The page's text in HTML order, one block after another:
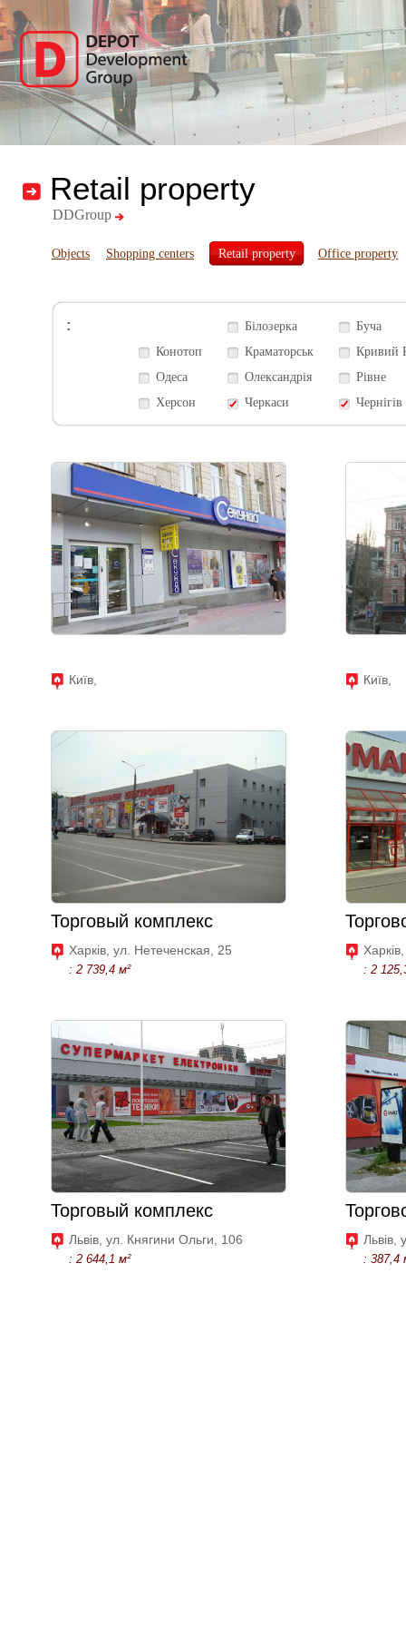
Retail property
DDGroup
Objects Shopping centers Retail property Office property
: Білозерка
Буча
Конотоп
Краматорськ
Кривий
Одеса
Олександрія
Рівне
Херсон
Черкаси Чернігів
Київ, Київ,
Торговый комплекс
Харків, ул. Нетеченская, 25
: 2 739,4 м² : 2
Торговый комплекс
Львів, ул. Княгини Ольги, 106
: 2 644,1 м²
Львів,
: 387,4